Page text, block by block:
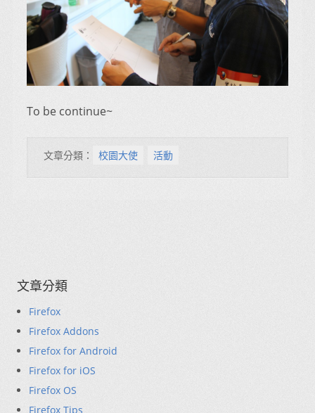
To be continue~
文章分類： 校園大使 活動
文章分類
Firefox
Firefox Addons
Firefox for Android
Firefox for iOS
Firefox OS
Firefox Tips